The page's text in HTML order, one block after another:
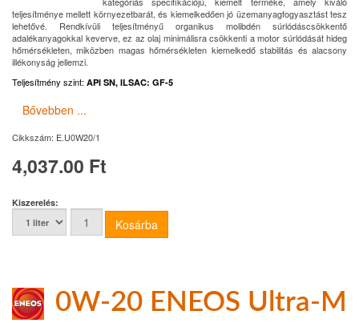
teljesítménye mellett környezetbarát, és kiemelkedően jó üzemanyagfogyasztást tesz
lehetővé. Rendkívüli teljesítményű organikus molibdén súrlódáscsökkentő
adalékanyagokkal keverve, ez az olaj minimálisra csökkenti a motor súrlódását hideg
hőmérsékleten, miközben magas hőmérsékleten kiemelkedő stabilitás és alacsony
illékonyság jellemzi.
Teljesítmény szint: API SN, ILSAC: GF-5
Bővebben ...
Cikkszám: E.U0W20/1
4,037.00 Ft
Kiszerelés:
0W-20 ENEOS Ultra-M